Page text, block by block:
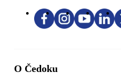
O Čedoku